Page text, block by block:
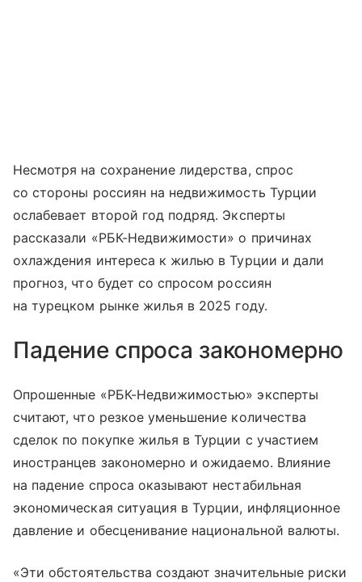
Несмотря на сохранение лидерства, спрос
со стороны россиян на недвижимость Турции
ослабевает второй год подряд. Эксперты
рассказали «РБК-Недвижимости» о причинах
охлаждения интереса к жилью в Турции и дали
прогноз, что будет со спросом россиян
на турецком рынке жилья в 2025 году.
Падение спроса закономерно
Опрошенные «РБК-Недвижимостью» эксперты
считают, что резкое уменьшение количества
сделок по покупке жилья в Турции с участием
иностранцев закономерно и ожидаемо. Влияние
на падение спроса оказывают нестабильная
экономическая ситуация в Турции, инфляционное
давление и обесценивание национальной валюты.
«Эти обстоятельства создают значительные риски